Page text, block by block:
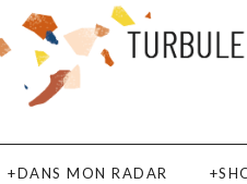
DANS MON RADAR